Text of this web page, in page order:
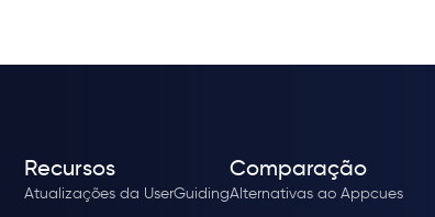
Recursos
Atualizações da UserGuiding
Comparação
Alternativas ao Appcues